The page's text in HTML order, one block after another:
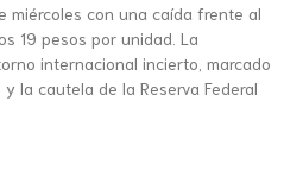
miércoles con una caída frente al
19 pesos por unidad. La
internacional incierto, marcado
la cautela de la Reserva Federal